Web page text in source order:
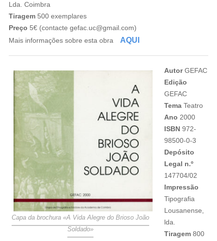
Lda. Coimbra
Tiragem500 exemplares
Preço 5€ (contacte gefac.uc@gmail.com)
Mais informações sobre esta obra
AQUI
Capa da brochura «A Vida Alegre do Brioso João
Soldado»
AutorGEFAC
Edição
GEFAC
TemaTeatro
Ano 2000
ISBN972-
98500-0-3
Depósito
Legal n.º
147704/02
Impressão
Tipografia
Lousanense,
lda.
Tiragem800